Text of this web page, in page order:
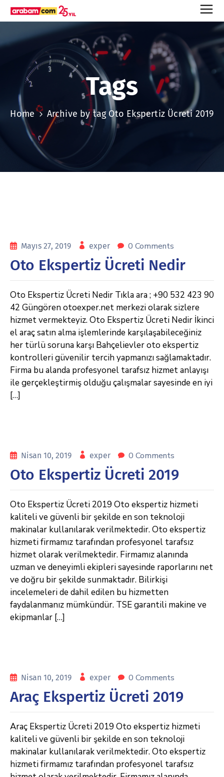
Tags
Home Archive by tag Oto Ekspertiz Ücreti 2019
Mayıs 27, 2019 exper 0 Comments
Oto Ekspertiz Ücreti Nedir
Oto Ekspertiz Ücreti Nedir Tıkla ara ; +90 532 423 90
42 Güngören otoexper.net merkezi olarak sizlere
hizmet vermekteyiz. Oto Ekspertiz Ücreti Nedir İkinci
el araç satın alma işlemlerinde karşılaşabileceğiniz
her türlü soruna karşı Bahçelievler oto ekspertiz
kontrolleri güvenilir tercih yapmanızı sağlamaktadır.
Firma bu alanda profesyonel tarafsız hizmet anlayışı
ile gerçekleştirmiş olduğu çalışmalar sayesinde en iyi
[…]
Nisan 10, 2019 exper 0 Comments
Oto Ekspertiz Ücreti 2019
Oto Ekspertiz Ücreti 2019 Oto ekspertiz hizmeti
kaliteli ve güvenli bir şekilde en son teknoloji
makinalar kullanılarak verilmektedir. Oto ekspertiz
hizmeti firmamız tarafından profesyonel tarafsız
hizmet olarak verilmektedir. Firmamız alanında
uzman ve deneyimli ekipleri sayesinde raporlarını net
ve doğru bir şekilde sunmaktadır. Bilirkişi
incelemeleri de dahil edilen bu hizmetten
faydalanmanız mümkündür. TSE garantili makine ve
ekipmanlar […]
Nisan 10, 2019 exper 0 Comments
Araç Ekspertiz Ücreti 2019
Araç Ekspertiz Ücreti 2019 Oto ekspertiz hizmeti
kaliteli ve güvenli bir şekilde en son teknoloji
makinalar kullanılarak verilmektedir. Oto ekspertiz
hizmeti firmamız tarafından profesyonel tarafsız